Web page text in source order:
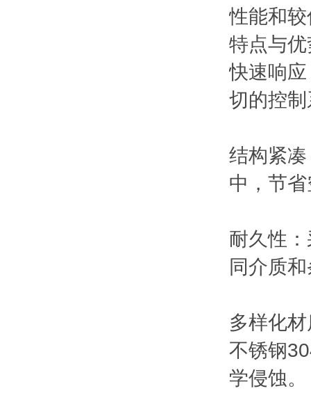
性能和
特点与优
快速响
切的控
结构紧
中，节
耐久性
同介质
多样化
不锈钢
学侵蚀。